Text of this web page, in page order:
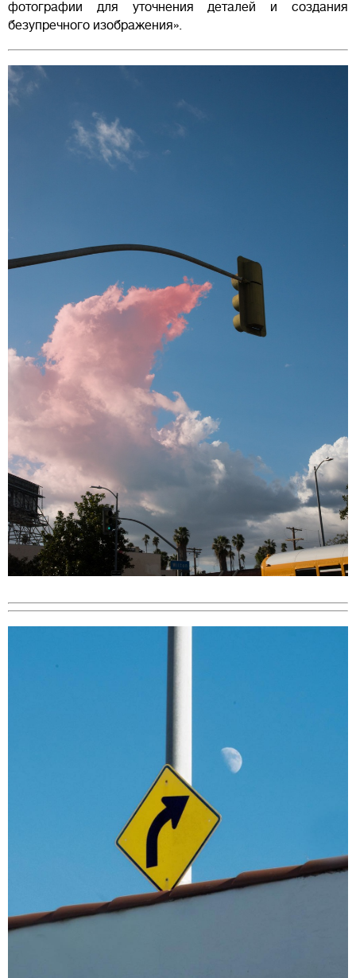
фотографии для уточнения деталей и создания
безупречного изображения».